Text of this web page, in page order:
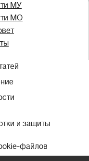
МУ
МО
и защиты
файлов